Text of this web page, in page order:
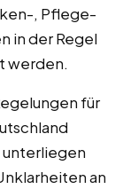
, Pflege-
in der Regel
werden.
für
an